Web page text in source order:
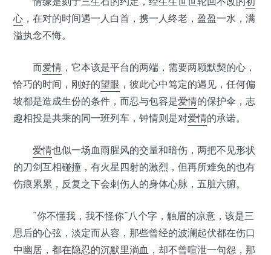
心 ，在对的时间遇一人白首，携一人终老，盈盈一水，满
溢执念不悔。
而爱情 ，它本该是平台的两端，需要两颗默契的心，
恰巧的时间，刚好的望眼 ，彼此心中笃定的遇见，任何偏
坡都是造成生份的条件，而忍与包容是爱情的保护伞，志
趣相投是共乘的同一班列车，钟情则是对爱情的承诺。
爱情也似一场血雨腥风的交量和暗伤，两把不见形状
的刀剑互相碰撞，有火星四射的激烈，但再所难免的也有
伤痕累累，反复之下会刺伤人的身体心脉，五脏六腑。
“你不懂我，我不怪你”八个字，触眉的凉意，该是三
思后的心弦，淡定而从容，那些曾经的波澜起伏都在伤口
中幽居，都在隐忍的沉默里淌血，却不曾喧泄一句怨，那